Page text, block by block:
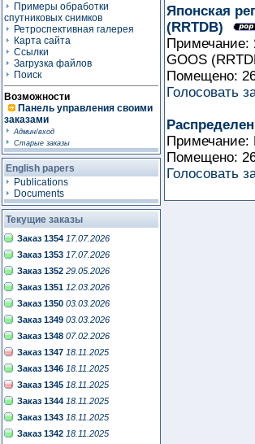
Примеры обработки
спутниковых снимков
Ретроспективная галерея
Карта сайта
Ссылки
Загрузка файлов
Поиск
Возможности
Панель управления своими
заказами
Админ/вход
Старые заказы
English papers
Publications
Documents
Текущие заказы
Заказ 1354 17.07.2026
Заказ 1353 17.07.2026
Заказ 1352 29.05.2026
Заказ 1351 12.03.2026
Заказ 1350 03.03.2026
Заказ 1349 03.03.2026
Заказ 1348 07.02.2026
Заказ 1347 18.11.2025
Заказ 1346 18.11.2025
Заказ 1345 18.11.2025
Заказ 1344 18.11.2025
Заказ 1343 18.11.2025
Заказ 1342 18.11.2025
Японская
(RRTDB)
Примечание:
GOOS
Помещено:
Голосовать
Примечание:
Помещено:
Голосовать